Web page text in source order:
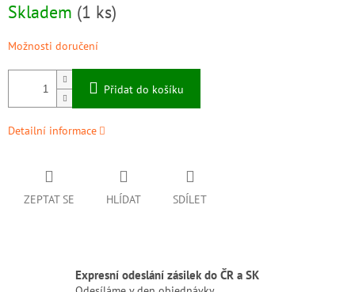
cena:
Skladem (1 ks)
Možnosti doručení
Přidat do košíku
Detailní informace
ZEPTAT SE HLÍDAT SDÍLET
Expresní odeslání zásilek do ČR a SK